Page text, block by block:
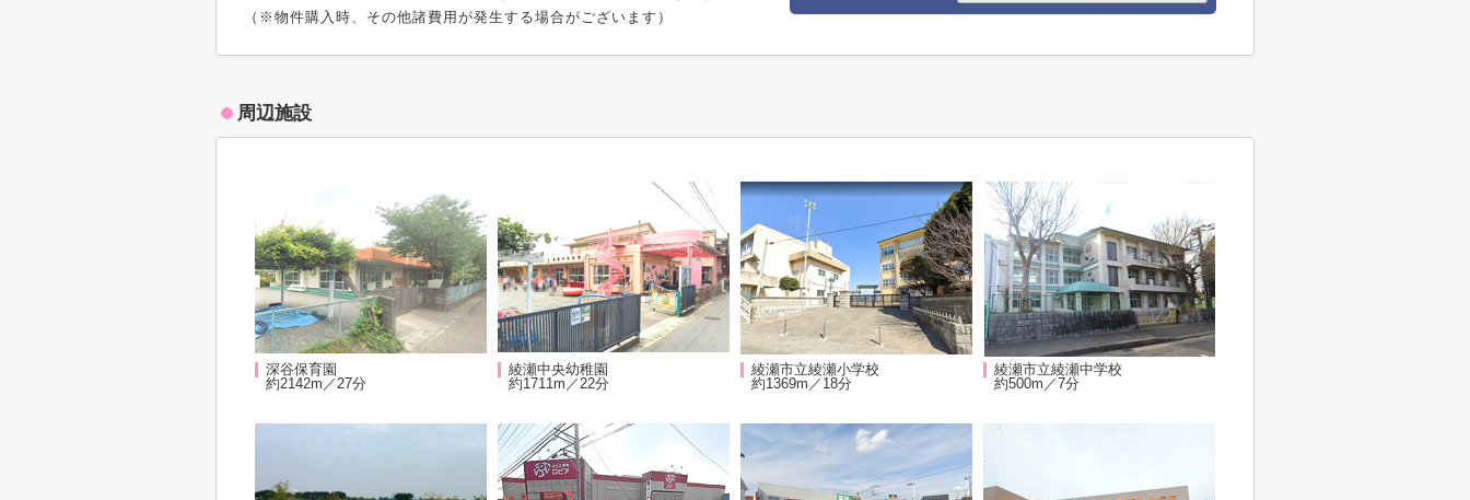
（※物件購入時、その他諸費用が発生する場合がございます）
周辺施設
深谷保育園
約2142m／27分
綾瀬中央幼稚園
約1711m／22分
綾瀬市立綾瀬小学校
約1369m／18分
綾瀬市立綾瀬中学校
約500m／7分